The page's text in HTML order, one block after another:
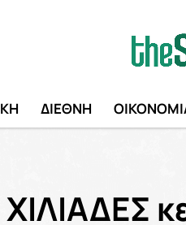
ΔΙΕΘΝΗ